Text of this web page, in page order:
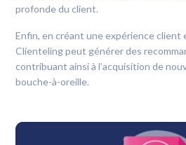
profonde du client.
Enfin, en créant une expérience client
Clienteling peut générer des
contribuant ainsi à l’acquisition de
bouche-à-oreille.